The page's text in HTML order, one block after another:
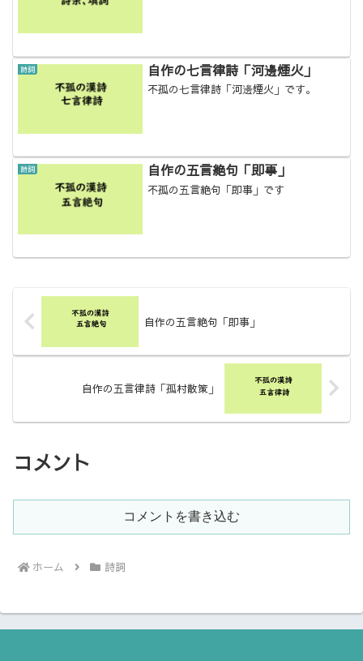
詩詞 自作の七言律詩「河邊煙火」
不孤の七言律詩「河邊煙火」です。
詩詞 自作の五言絶句「即事」
不孤の五言絶句「即事」です
自作の五言絶句「即事」
自作の五言律詩「孤村散策」
コメント
コメントを書き込む
ホーム 詩詞